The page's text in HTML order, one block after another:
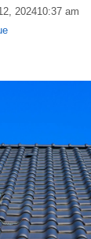
202410:37 am